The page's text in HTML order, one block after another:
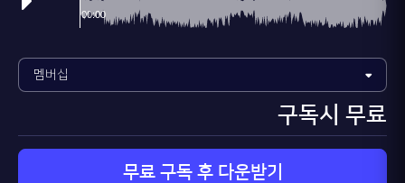
구독시 무료
무료 구독 후 다운받기